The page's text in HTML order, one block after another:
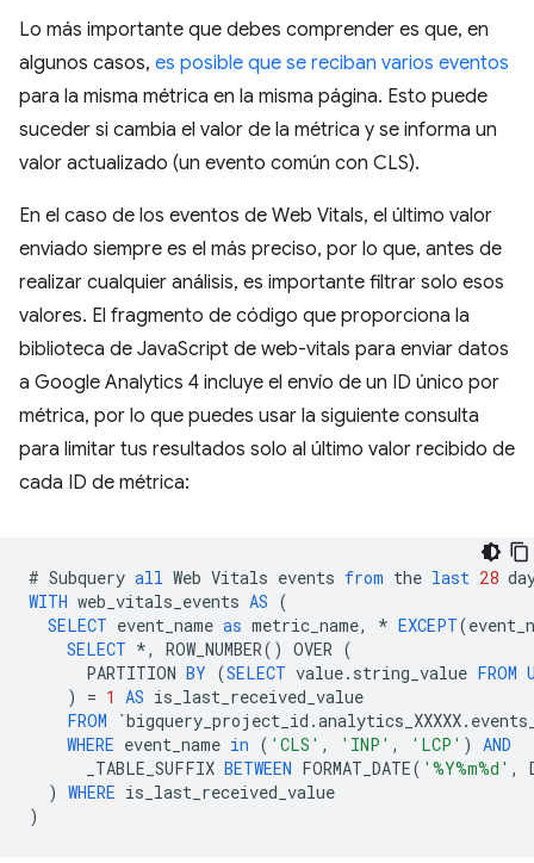
Lo más importante que debes comprender es que, en
algunos casos, es posible que se reciban varios eventos
para la misma métrica en la misma página. Esto puede
suceder si cambia el valor de la métrica y se informa un
valor actualizado (un evento común con CLS).
En el caso de los eventos de Web Vitals, el último valor
enviado siempre es el más preciso, por lo que, antes de
realizar cualquier análisis, es importante filtrar solo esos
valores. El fragmento de código que proporciona la
biblioteca de JavaScript de web-vitals para enviar datos
a Google Analytics 4 incluye el envío de un ID único por
métrica, por lo que puedes usar la siguiente consulta
para limitar tus resultados solo al último valor recibido de
cada ID de métrica:
# Subquery all Web Vitals events from the last 28
WITH web_vitals_events AS (
SELECT event_name as metric_name, * EXCEPT(
SELECT *, ROW_NUMBER() OVER (
PARTITION BY (SELECT value. string_value FROM
)
= 1 AS is_last_received_value
FROM
`bigquery_project_id .analytics_XXXXX.
WHERE event_name in ( 'CLS' , 'INP' , 'LCP' )
AND
_TABLE_SUFFIX BETWEEN FORMAT_DATE( '%Y%m%d' ,
) WHERE is_last_received_value
)